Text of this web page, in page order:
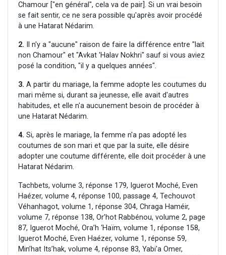
Chamour ["en général", cela va de pair]. Si un vrai besoin
se fait sentir, ce ne sera possible qu'après avoir procédé
à une Hatarat Nédarim.
2. Il n'y a "aucune" raison de faire la différence entre "lait
non Chamour" et "Avkat 'Halav Nokhri" sauf si vous aviez
posé la condition, "il y a quelques années".
3. A partir du mariage, la femme adopte les coutumes du
mari même si, durant sa jeunesse, elle avait d'autres
habitudes, et elle n'a aucunement besoin de procéder à
une Hatarat Nédarim.
4. Si, après le mariage, la femme n'a pas adopté les
coutumes de son mari et que par la suite, elle désire
adopter une coutume différente, elle doit procéder à une
Hatarat Nédarim.
Tachbets, volume 3, réponse 179, Iguerot Moché, Even
Haézer, volume 4, réponse 100, passage 4, Techouvot
Véhanhagot, volume 1, réponse 304, Chraga Haméir,
volume 7, réponse 138, Or’hot Rabbénou, volume 2, page
87, Iguerot Moché, Ora’h ‘Haïm, volume 1, réponse 158,
Iguerot Moché, Even Haézer, volume 1, réponse 59,
Min’hat Its’hak, volume 4, réponse 83, Yabi'a Omer,